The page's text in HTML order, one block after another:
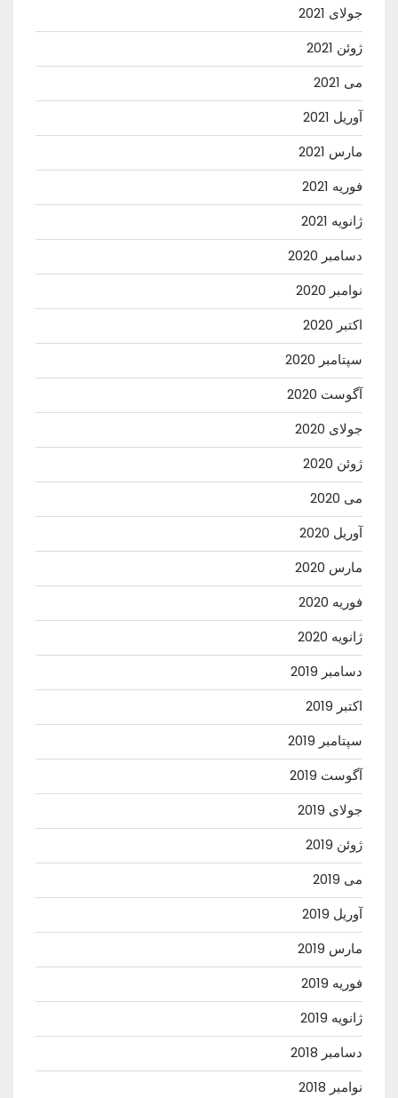
جولای 2021
ژوئن 2021
می 2021
آوریل 2021
مارس 2021
فوریه 2021
ژانویه 2021
دسامبر 2020
نوامبر 2020
اکتبر 2020
سپتامبر 2020
آگوست 2020
جولای 2020
ژوئن 2020
می 2020
آوریل 2020
مارس 2020
فوریه 2020
ژانویه 2020
دسامبر 2019
اکتبر 2019
سپتامبر 2019
آگوست 2019
جولای 2019
ژوئن 2019
می 2019
آوریل 2019
مارس 2019
فوریه 2019
ژانویه 2019
دسامبر 2018
نوامبر 2018